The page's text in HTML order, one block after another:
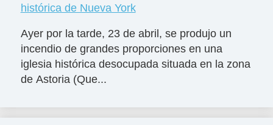
histórica de Nueva York
Ayer por la tarde, 23 de abril, se produjo un
incendio de grandes proporciones en una
iglesia histórica desocupada situada en la zona
de Astoria (Que...